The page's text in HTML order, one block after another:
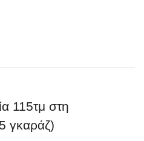
115τμ στη
γκαράζ)